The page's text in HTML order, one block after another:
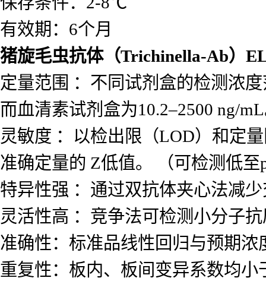
有效期：6个月
猪旋毛虫抗体（Trichinella-Ab）
定量范围 ：不同试剂盒的检测浓
而血清素试剂盒为10.2–2500 ng/
灵敏度 ：以检出限（LOD）和定
准确定量的 Z低值。 （可检测低
特异性强 ：通过双抗体夹心法减
灵活性高 ：竞争法可检测小分子
准确性：标准品线性回归与预期浓
重复性：板内、板间变异系数均小